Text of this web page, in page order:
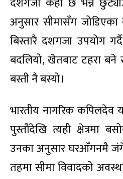
अनुसार सीमासँग
बिस्तारै दशगजा उपयोग
बदलियो, खेतबाट टहरा बने
बस्ती नै बस्यो।
भारतीय नागरिक कपिलदेव
पुस्तौंदेखि त्यही क्षेत्रमा
उनका अनुसार घरआँगनमै जंगे
तहमा सीमा विवादको